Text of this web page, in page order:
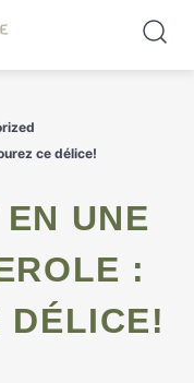
ce délice!
:
DÉLICE!